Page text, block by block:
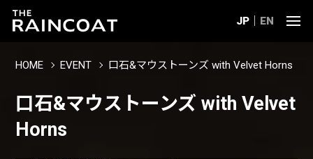
JP EN
HOME EVENT 口石&マウストーンズ with Velvet Horns
口石&マウストーンズ with Velvet
Horns